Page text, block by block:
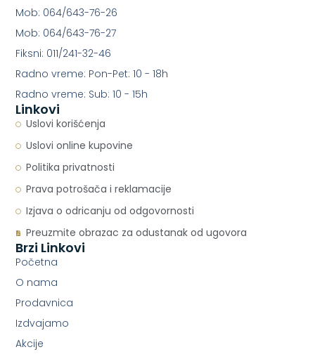
Linkovi
Uslovi korišćenja
Uslovi online kupovine
Politika privatnosti
Prava potrošača i reklamacije
Izjava o odricanju od odgovornosti
Preuzmite obrazac za odustanak od ugovora
Brzi Linkovi
Početna
O nama
Prodavnica
Izdvajamo
Akcije
Mob: 064/643-76-26
Mob: 064/643-76-27
Fiksni: 011/241-32-46
Radno vreme: Pon-Pet: 10 - 18h
Radno vreme: Sub: 10 - 15h